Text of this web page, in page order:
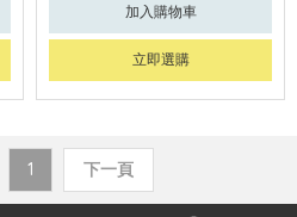
加入購物車
立即選購
1 下一頁